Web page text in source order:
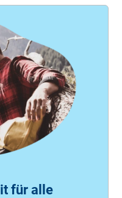
für alle